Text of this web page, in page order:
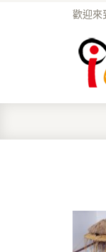
歡迎來